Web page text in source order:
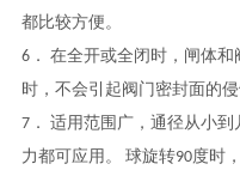
都比较方便。
6． 在全开或全闭时，闸体
时，不会引起阀门密封面的侵
7． 适用范围广，通径从小
力都可应用。 球旋转90度时